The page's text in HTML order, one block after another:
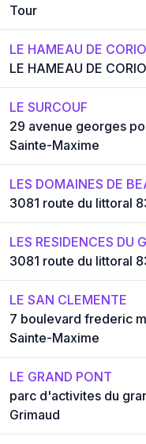
Tour
LE HAMEAU DE
LE HAMEAU DE
LE SURCOUF
29 avenue georges
Sainte-Maxime
LES DOMAINES DE
3081 route du littoral
LES RESIDENCES DU
3081 route du littoral
LE SAN CLEMENTE
7 boulevard frederic
Sainte-Maxime
LE GRAND PONT
parc d'activites du
Grimaud